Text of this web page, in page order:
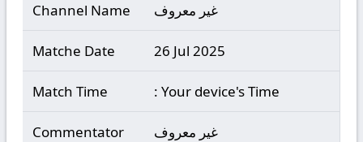
Channel Name غير معروف
Matche Date 26 Jul 2025
Match Time : Your device's Time
Commentator غير معروف